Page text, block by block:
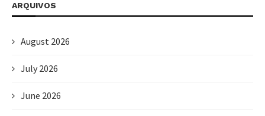
ARQUIVOS
August 2026
July 2026
June 2026